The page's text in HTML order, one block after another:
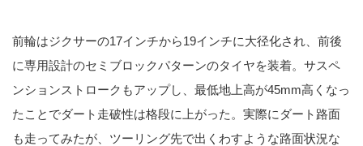
前輪はジクサーの17インチから19インチに大径化され、前後
に専用設計のセミブロックパターンのタイヤを装着。サスペ
ンションストロークもアップし、最低地上高が45mm高くなっ
たことでダート走破性は格段に上がった。実際にダート路面
も走ってみたが、ツーリング先で出くわすような路面状況な